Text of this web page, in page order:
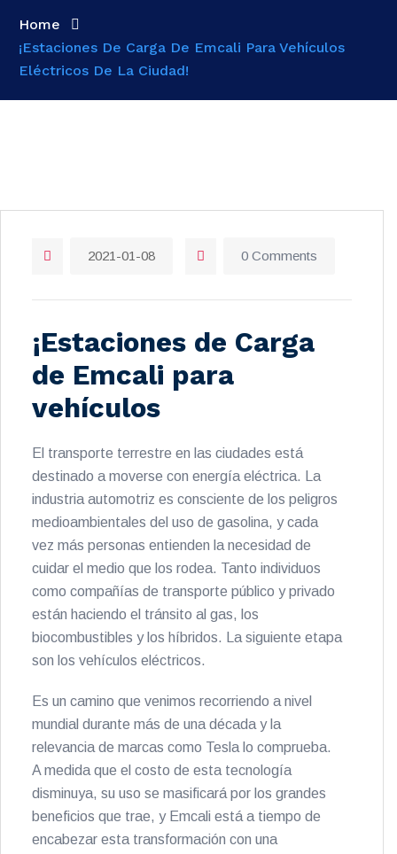
Home
¡Estaciones De Carga De Emcali Para Vehículos
Eléctricos De La Ciudad!
2021-01-08 0 Comments
¡Estaciones de Carga
de Emcali para
vehículos
El transporte terrestre en las ciudades está
destinado a moverse con energía eléctrica. La
industria automotriz es consciente de los peligros
medioambientales del uso de gasolina, y cada
vez más personas entienden la necesidad de
cuidar el medio que los rodea. Tanto individuos
como compañías de transporte público y privado
están haciendo el tránsito al gas, los
biocombustibles y los híbridos. La siguiente etapa
son los vehículos eléctricos.
Es un camino que venimos recorriendo a nivel
mundial durante más de una década y la
relevancia de marcas como Tesla lo comprueba.
A medida que el costo de esta tecnología
disminuya, su uso se masificará por los grandes
beneficios que trae, y Emcali está a tiempo de
encabezar esta transformación con una